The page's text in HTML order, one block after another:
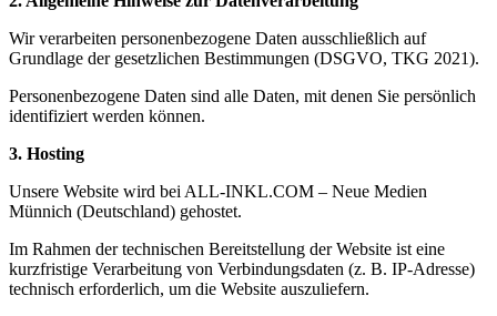
Wir verarbeiten personenbezogene Daten ausschließlich auf
Grundlage der gesetzlichen Bestimmungen (DSGVO, TKG 2021).
Personenbezogene Daten sind alle Daten, mit denen Sie persönlich
identifiziert werden können.
3. Hosting
Unsere Website wird bei ALL-INKL.COM – Neue Medien
Münnich (Deutschland) gehostet.
Im Rahmen der technischen Bereitstellung der Website ist eine
kurzfristige Verarbeitung von Verbindungsdaten (z. B. IP-Adresse)
technisch erforderlich, um die Website auszuliefern.